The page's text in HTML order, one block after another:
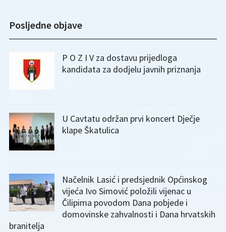
Posljedne objave
P O Z I V za dostavu prijedloga
kandidata za dodjelu javnih priznanja
U Cavtatu održan prvi koncert Dječje
klape Škatulica
Načelnik Lasić i predsjednik Općinskog
vijeća Ivo Simović položili vijenac u
Čilipima povodom Dana pobjede i
domovinske zahvalnosti i Dana hrvatskih
branitelja